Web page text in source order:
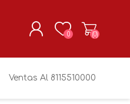
0 (0)
Ventas Al 8115510000